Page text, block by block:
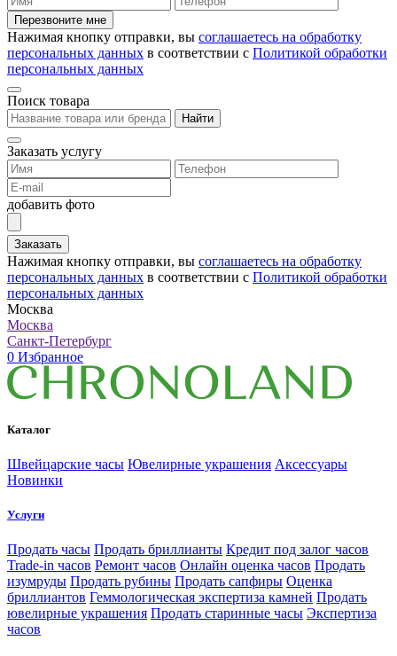
Перезвоните мне
Нажимая кнопку отправки, вы соглашаетесь на обработку
персональных данных в соответствии с Политикой обработки
персональных данных
Поиск товара
Найти
Заказать услугу
добавить фото
Заказать
Нажимая кнопку отправки, вы соглашаетесь на обработку
персональных данных в соответствии с Политикой обработки
персональных данных
Москва
Москва
Санкт-Петербург
0 Избранное
Каталог
Швейцарские часы Ювелирные украшения Аксессуары
Новинки
Услуги
Продать часы Продать бриллианты Кредит под залог часов
Trade-in часов Ремонт часов Онлайн оценка часов Продать
изумруды Продать рубины Продать сапфиры Оценка
бриллиантов Геммологическая экспертиза камней Продать
ювелирные украшения Продать старинные часы Экспертиза
часов